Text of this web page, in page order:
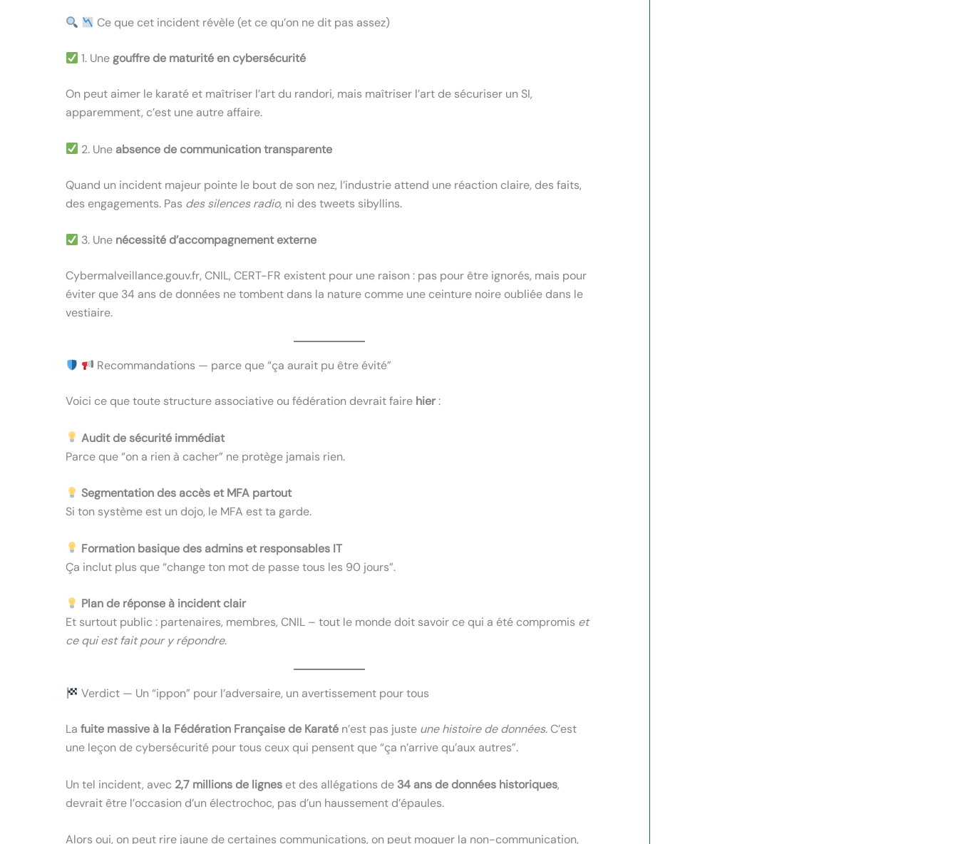
Ce que cet incident révèle (et ce qu’on ne dit pas assez)
1. Unegouffre de maturité en cybersécurité
On peut aimer le karaté et maîtriser l’art du randori, mais maîtriser l’art de sécuriser un SI,
apparemment, c’est une autre affaire.
2. Une absence de communication transparente
Quand un incident majeur pointe le bout de son nez, l’industrie attend une réaction claire, des faits,
des engagements. Pas des silences radio, ni des tweets sibyllins.
3. Une nécessité d’accompagnement externe
Cybermalveillance.gouv.fr, CNIL, CERT-FR existent pour une raison : pas pour être ignorés, mais pour
éviter que 34 ans de données ne tombent dans la nature comme une ceinture noire oubliée dans le
vestiaire.
Recommandations — parce que “ça aurait pu être évité”
Voici ce que toute structure associative ou fédération devrait faire hier:
Audit de sécurité immédiat
Parce que “on a rien à cacher” ne protège jamais rien.
Segmentation des accès et MFA partout
Si ton système est un dojo, le MFA est ta garde.
Formation basique des admins et responsables IT
Ça inclut plus que “change ton mot de passe tous les 90 jours”.
Plan de réponse à incident clair
Et surtout public : partenaires, membres, CNIL – tout le monde doit savoir ce qui a été compromis et
ce qui est fait pour y répondre.
Verdict — Un “ippon” pour l’adversaire, un avertissement pour tous
La fuite massive à la Fédération Française de Karaté n’est pas juste une histoire de données. C’est
une leçon de cybersécurité pour tous ceux qui pensent que “ça n’arrive qu’aux autres”.
Un tel incident, avec 2,7 millions de lignes et des allégations de 34 ans de données historiques,
devrait être l’occasion d’un électrochoc, pas d’un haussement d’épaules.
Alors oui, on peut rire jaune de certaines communications, on peut moquer la non-communication,